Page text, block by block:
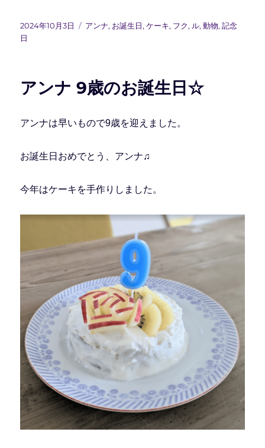
投
稿
2024年10月3日
カ
アンナ, お誕生日,ケーキ, フク, ル,動物,記念
日
アンナ 9歳のお誕生日☆
アンナは早いもので9歳を迎えました。
お誕生日おめでとう、アンナ♫
今年はケーキを手作りしました。